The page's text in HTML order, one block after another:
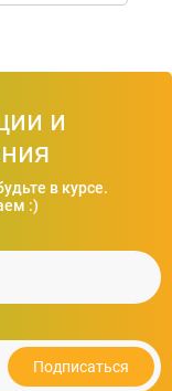
Discover
и
в курсе.
:)
Подписаться